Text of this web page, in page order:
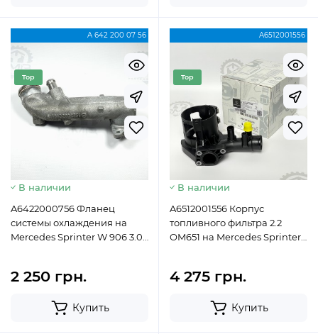
A 642 200 07 56
Top
В наличии
A6422000756 Фланец
системы охлаждения на
Mercedes Sprinter W 906 3.0
кондиционер
2 250 грн.
Купить
A6512001556
Top
В наличии
A6512001556 Корпус
топливного фильтра 2.2
OM651 на Mercedes Sprinter
4 275 грн.
Купить